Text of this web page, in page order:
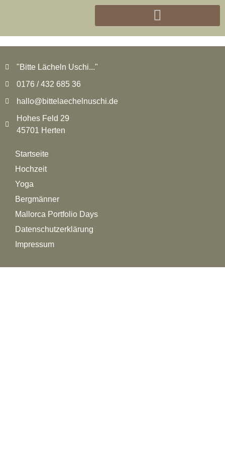
"Bitte Lächeln Uschi..."
0176 / 432 685 36
hallo@bittelaechelnuschi.de
Hohes Feld 29
45701 Herten
Startseite
Hochzeit
Yoga
Bergmänner
Mallorca Portfolio Days
Datenschutzerklärung
Impressum